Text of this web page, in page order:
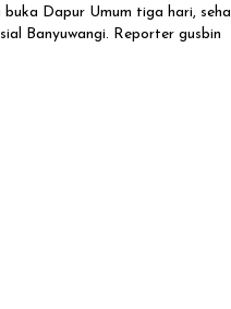
Dapur Umum tiga hari,
Banyuwangi. Reporter gusbin